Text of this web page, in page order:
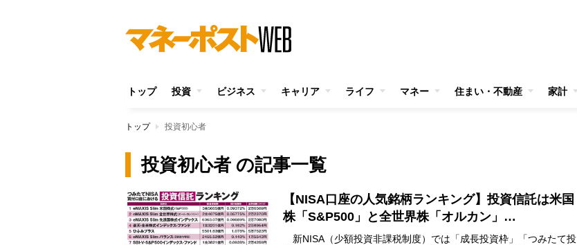
トップ 投資 ビジネス キャリア ライフ マネー 住まい・不動産 家計
トップ 投資初心者
投資初心者 の記事一覧
【NISA口座の人気銘柄ランキング】投資信託は米国
株「S&P500」と全世界株「オルカン」…
新NISA（少額投資非課税制度）では「成長投資枠」「つみたて投